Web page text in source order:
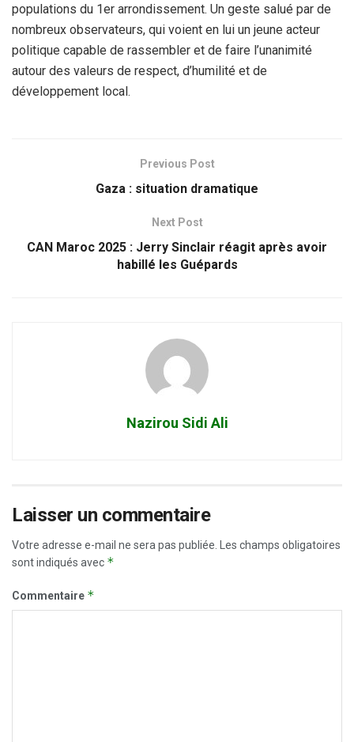
populations du 1er arrondissement. Un geste salué par de
nombreux observateurs, qui voient en lui un jeune acteur
politique capable de rassembler et de faire l’unanimité
autour des valeurs de respect, d’humilité et de
développement local.
Previous Post
Gaza : situation dramatique
Next Post
CAN Maroc 2025 : Jerry Sinclair réagit après avoir
habillé les Guépards
Nazirou Sidi Ali
Laisser un commentaire
Votre adresse e-mail ne sera pas publiée.
Les champs obligatoires
sont indiqués avec *
Commentaire *